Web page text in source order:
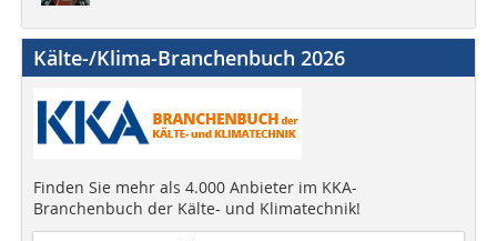
Kälte-/Klima-Branchenbuch 2026
Finden Sie mehr als 4.000 Anbieter im KKA-
Branchenbuch der Kälte- und Klimatechnik!